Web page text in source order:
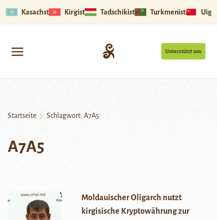
Kasachstan Kirgistan Tadschikistan Turkmenistan
Unterstützt uns
Startseite Schlagwort: A7A5
A7A5
Moldauischer Oligarch nutzt
kirgisische Kryptowährung zur